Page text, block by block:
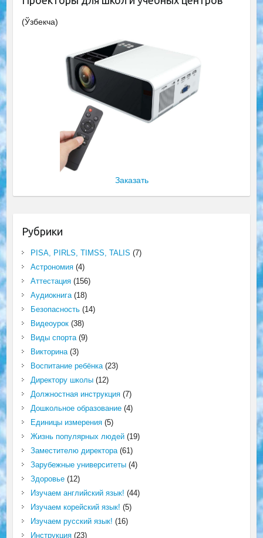
(Ўзбекча)
Заказать
Рубрики
PISA, PIRLS, TIMSS, TALIS (7)
Астрономия(4)
Аттестация(156)
Аудиокнига(18)
Безопасность(14)
Видеоурок(38)
Виды спорта(9)
Викторина(3)
Воспитание ребёнка(23)
Директору школы(12)
Должностная инструкция(7)
Дошкольное образование(4)
Единицы измерения(5)
Жизнь популярных людей(19)
Заместителю директора(61)
Зарубежные университеты(4)
Здоровье(12)
Изучаем английский язык! (44)
Изучаем корейский язык! (5)
Изучаем русский язык! (16)
Инструкция(23)